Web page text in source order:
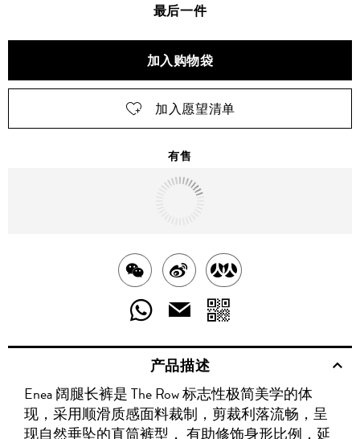
最后一件
加入购物袋
加入愿望清单
有售
北京市
分
享
WECHAT
分
享
WEIBO
分
分
享
至
WHATSAPP
给
好
友
享
维
产品描述
Enea 阔腿长裤是 The Row 标志性极简美学的体
现，采用顺滑质感面料裁制，剪裁利落流畅，呈
现自然垂坠的直筒裤型， 有助修饰身形比例，延